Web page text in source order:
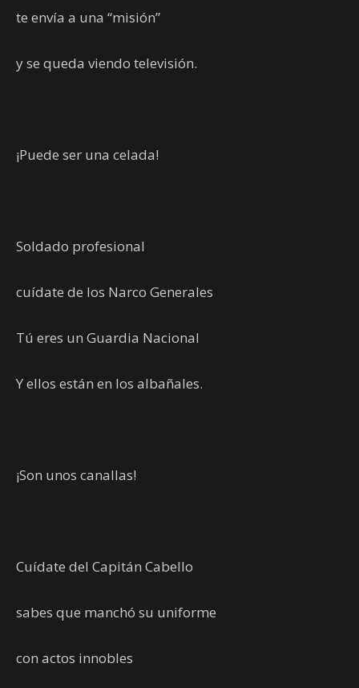
te envía a una “misión”
y se queda viendo televisión.
¡Puede ser una celada!
Soldado profesional
cuídate de los Narco Generales
Tú eres un Guardia Nacional
Y ellos están en los albañales.
¡Son unos canallas!
Cuídate del Capitán Cabello
sabes que manchó su uniforme
con actos innobles